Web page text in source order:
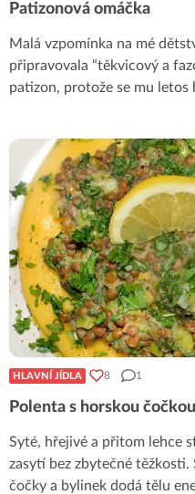
Patizonová omáčka
Malá vzpomínka na mé
připravovala “těkvicový a
patizon, protože se mu letos
HLAVNÍ JÍDLA 8 1
Polenta s horskou čočkou
Syté, hřejivé a přitom lehce
zasytí bez zbytečné
čočky a bylinek dodá tělu